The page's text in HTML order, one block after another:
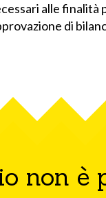
alle finalità
di
non è